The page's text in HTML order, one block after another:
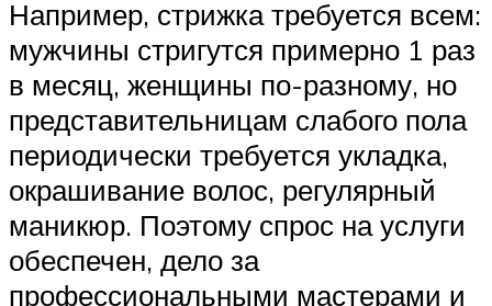
Например, стрижка требуется всем:
мужчины стригутся примерно 1 раз
в месяц, женщины по-разному, но
представительницам слабого пола
периодически требуется укладка,
окрашивание волос, регулярный
маникюр. Поэтому спрос на услуги
обеспечен, дело за
профессиональными мастерами и